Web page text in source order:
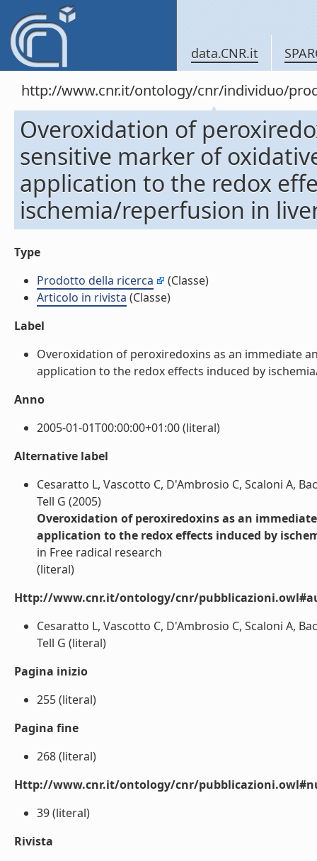
data.CNR.it
http://www.cnr.it/ontology/cnr/individuo/
Overoxidation of
sensitive marker of
application to the redox
ischemia/reperfusion in
Type
Prodotto della ricerca
(Classe)
Articolo in rivista (Classe)
Label
Overoxidation of peroxiredoxins as an immediate
application to the redox effects induced by
Anno
2005-01-01T00:00:00+01:00 (literal)
Alternative label
Cesaratto L, Vascotto C, D'Ambrosio C, Scaloni A,
Tell G (2005)
Overoxidation of peroxiredoxins as an
application to the redox effects induced by
in Free radical research
(literal)
Http://www.cnr.it/ontology/cnr/
Cesaratto L, Vascotto C, D'Ambrosio C, Scaloni A,
Tell G (literal)
Pagina inizio
255 (literal)
Pagina fine
268 (literal)
Http://www.cnr.it/ontology/cnr/
39 (literal)
Rivista